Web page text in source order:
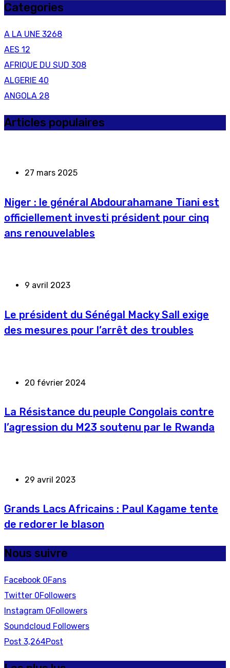
Categories
A LA UNE 3268
AES 12
AFRIQUE DU SUD 308
ALGERIE 40
ANGOLA 28
Articles populaires
27 mars 2025
Niger : le général Abdourahamane Tiani est
officiellement investi président pour cinq
ans renouvelables
9 avril 2023
Le président du Sénégal Macky Sall exige
des mesures pour l’arrêt des troubles
20 février 2024
La Résistance du peuple Congolais contre
l’agression du M23 soutenu par le Rwanda
29 avril 2023
Grands Lacs Africains : Paul Kagame tente
de redorer le blason
Nous suivre
Facebook 0Fans
Twitter 0Followers
Instagram 0Followers
Soundcloud Followers
Post 3,264Post